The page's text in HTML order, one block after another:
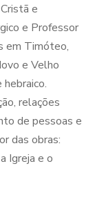
e
e Professor
em Timóteo,
e Velho
relações
de pessoas e
das obras:
Igreja e o